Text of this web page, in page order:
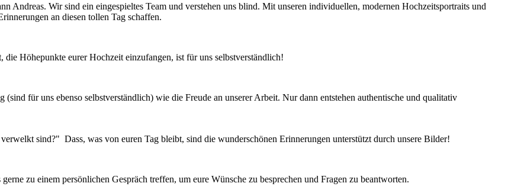
Andreas. Wir sind ein eingespieltes Team und verstehen uns blind. Mit unseren individuellen, modernen Hochzeitsportraits und
an diesen tollen Tag schaffen.
Höhepunkte eurer Hochzeit einzufangen, ist für uns selbstverständlich!
für uns ebenso selbstverständlich) wie die Freude an unserer Arbeit. Nur dann entstehen authentische und qualitativ
sind?" Dass, was von euren Tag bleibt, sind die wunderschönen Erinnerungen unterstützt durch unsere Bilder!
zu einem persönlichen Gespräch treffen, um eure Wünsche zu besprechen und Fragen zu beantworten.